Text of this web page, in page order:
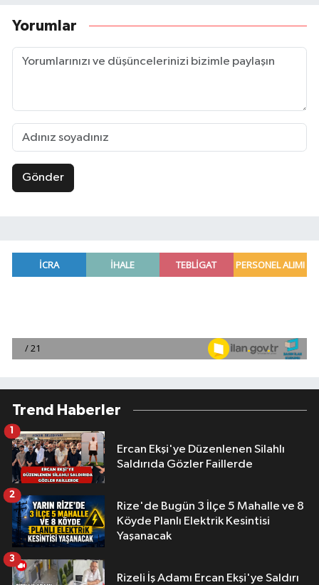
Yorumlar
Gönder
Trend Haberler
Ercan Ekşi'ye Düzenlenen Silahlı
Saldırıda Gözler Faillerde
1
Rize'de Bugün 3 İlçe 5 Mahalle ve 8
Köyde Planlı Elektrik Kesintisi
Yaşanacak
2
Rizeli İş Adamı Ercan Ekşi'ye Saldırı
3